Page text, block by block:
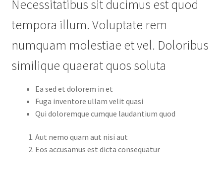
Necessitatibus sit ducimus est quod
tempora illum. Voluptate rem
numquam molestiae et vel. Doloribus
similique quaerat quos soluta
Ea sed et dolorem in et
Fuga inventore ullam velit quasi
Qui doloremque cumque laudantium quod
Aut nemo quam aut nisi aut
Eos accusamus est dicta consequatur